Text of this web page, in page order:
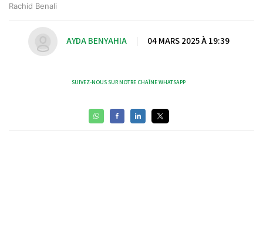
Rachid Benali
AYDA BENYAHIA 04 MARS 2025 À 19:39
SUIVEZ-NOUS SUR NOTRE CHAÎNE WHATSAPP